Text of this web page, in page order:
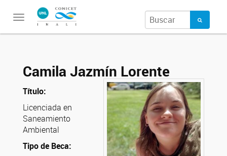
Toggle
Camila Jazmín Lorente
Título:
Licenciada en
Saneamiento
Ambiental
Tipo de Beca: